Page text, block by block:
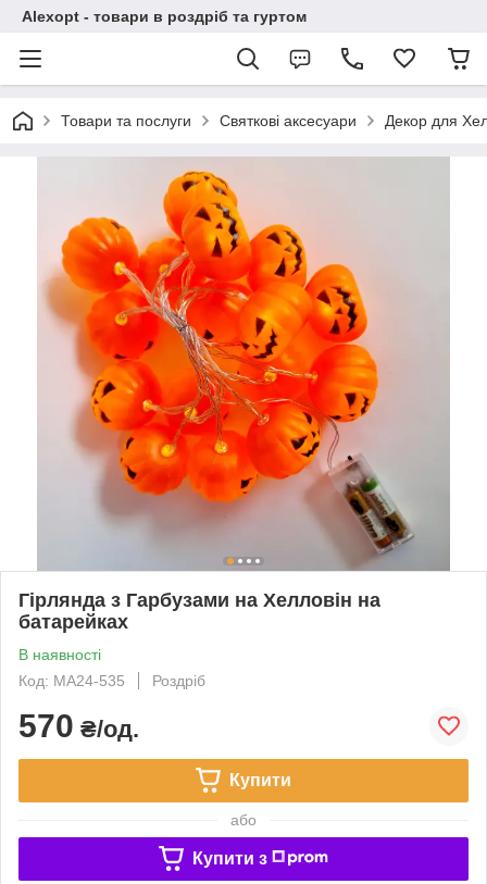
Alexopt - товари в роздріб та гуртом
Товари та послуги Святкові аксесуари Декор для
Гірлянда з Гарбузами на Хелловін на
батарейках
В наявності
Код: MA24-535
Роздріб
570 ₴/од.
Купити
або
Купити з